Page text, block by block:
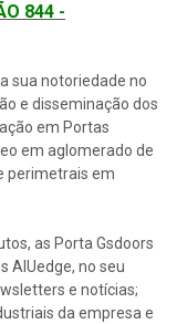
844 -
sua notoriedade no
e disseminação dos
em Portas
em aglomerado de
perimetrais em
as Porta Gsdoors
AlUedge, no seu
e notícias;
da empresa e